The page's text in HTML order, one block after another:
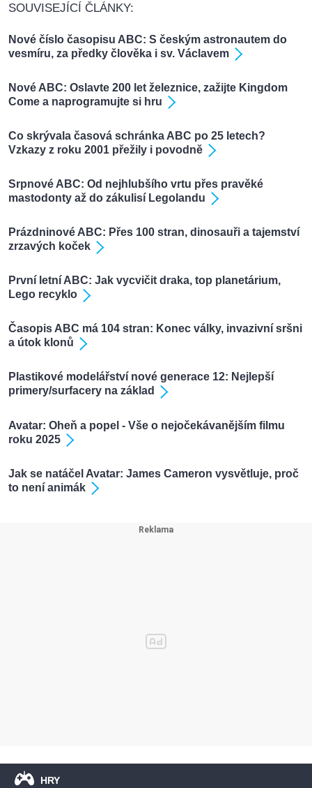
SOUVISEJÍCÍ ČLÁNKY:
Nové číslo časopisu ABC: S českým astronautem do
vesmíru, za předky člověka i sv. Václavem
Nové ABC: Oslavte 200 let železnice, zažijte Kingdom
Come a naprogramujte si hru
Co skrývala časová schránka ABC po 25 letech?
Vzkazy z roku 2001 přežily i povodně
Srpnové ABC: Od nejhlubšího vrtu přes pravěké
mastodonty až do zákulisí Legolandu
Prázdninové ABC: Přes 100 stran, dinosauři a tajemství
zrzavých koček
První letní ABC: Jak vycvičit draka, top planetárium,
Lego recyklo
Časopis ABC má 104 stran: Konec války, invazivní sršni
a útok klonů
Plastikové modelářství nové generace 12: Nejlepší
primery/surfacery na základ
Avatar: Oheň a popel - Vše o nejočekávanějším filmu
roku 2025
Jak se natáčel Avatar: James Cameron vysvětluje, proč
to není animák
HRY